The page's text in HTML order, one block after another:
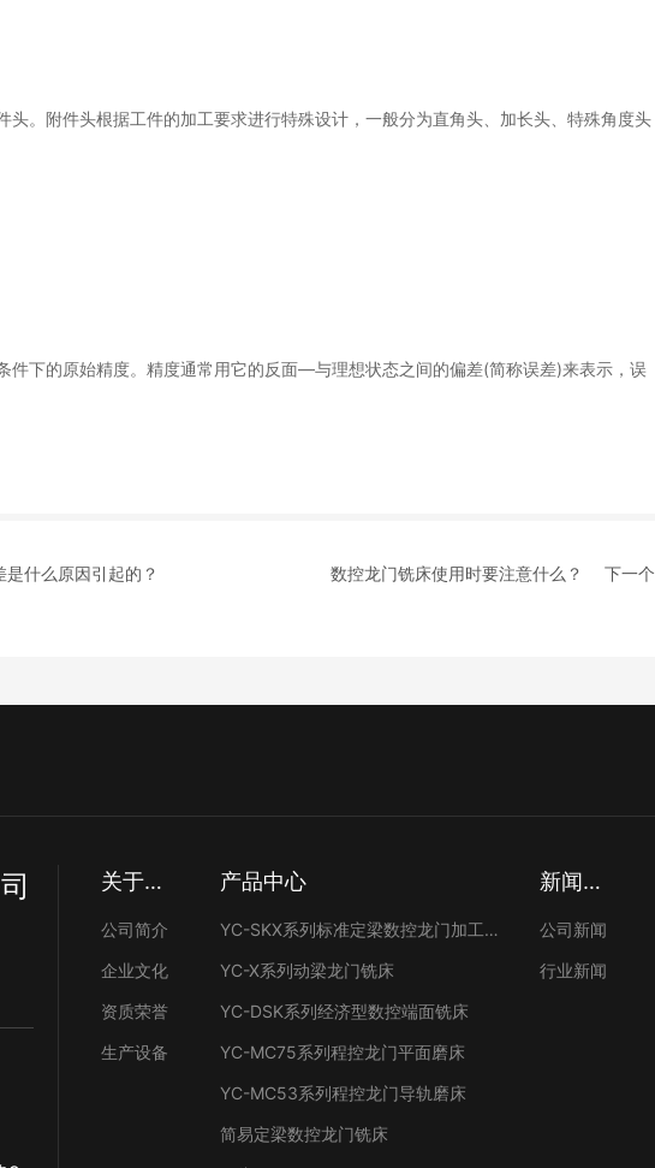
。附件头根据工件的加工要求进行特殊设计，一般分为直角头、加长头、特殊角度头
下的原始精度。精度通常用它的反面—与理想状态之间的偏差(简称误差)来表示，误
什么原因引起的？ 数控龙门铣床使用时要注意什么？ 下一个
关于我
公司简介
企业文化
资质荣誉
生产设备
产品中心
YC-SKX系列标准定梁数控龙门加工中
YC-X系列动梁龙门铣床
YC-DSK系列经济型数控端面铣床
YC-MC75系列程控龙门平面磨床
YC-MC53系列程控龙门导轨磨床
简易定梁数控龙门铣床
新闻资
公司新闻
行业新闻